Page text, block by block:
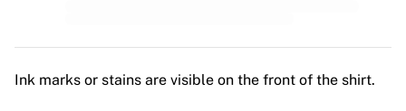
Calcio femminile statunitense
NWSL
Ink marks or stains are visible on the front of the shirt.